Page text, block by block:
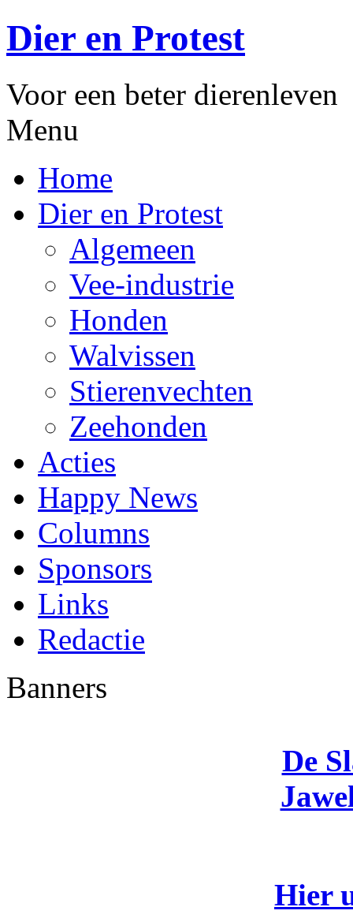
Dier en Protest
Voor een beter dierenleven
Menu
Home
Dier en Protest
Algemeen
Vee-industrie
Honden
Walvissen
Stierenvechten
Zeehonden
Acties
Happy News
Columns
Sponsors
Links
Redactie
Banners
De
Hier